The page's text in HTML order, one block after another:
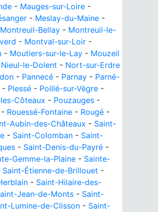
- Mauges-sur-Loire -
- Meslay-du-Maine -
Montreuil-Bellay - Montreuil-le-
- Montval-sur-Loir -
- Moutiers-sur-le-Lay - Mouzeil
Nieul-le-Dolent - Nort-sur-Erdre
- Pannecé - Parnay - Parné-
- Plessé - Poillé-sur-Vègre -
Côteaux - Pouzauges -
- Rouessé-Fontaine - Rougé -
Aubin-des-Châteaux - Saint-
- Saint-Colomban - Saint-
- Saint-Denis-du-Payré -
Gemme-la-Plaine - Sainte-
Saint-Étienne-de-Brillouet -
- Saint-Hilaire-des-
Jean-de-Monts - Saint-
Lumine-de-Clisson - Saint-